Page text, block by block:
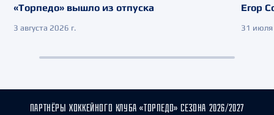
«Торпедо» вышло из отпуска
3 августа 2026 г.
Егор
31 июля
ПАРТНЁРЫ ХОККЕЙНОГО КЛУБА «ТОРПЕДО» СЕЗОНА 2026/2027